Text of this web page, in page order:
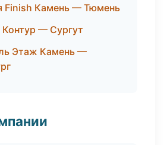
Finish Камень — Тюмень
— Сургут
Этаж Камень —